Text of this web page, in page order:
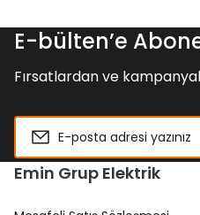
E-bülten’e
Fırsatlardan ve
Emin Grup Elektrik